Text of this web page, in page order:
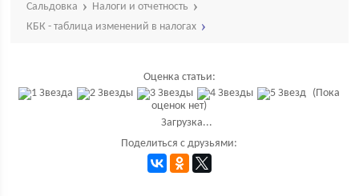
Сальдовка
Налоги и отчетность
КБК - таблица изменений в налогах
Оценка статьи:
(Пока
оценок нет)
Загрузка...
Поделиться с друзьями: